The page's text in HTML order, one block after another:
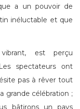
a un pouvoir de
inéluctable et que
est perçu
spectateurs ont
pas à rêver tout
grande célébration ;
bâtirons un pays